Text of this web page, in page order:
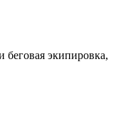
экипировка,